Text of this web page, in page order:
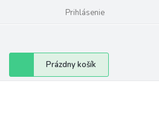
Prihlásenie
Nákupný
košík
Prázdny košík